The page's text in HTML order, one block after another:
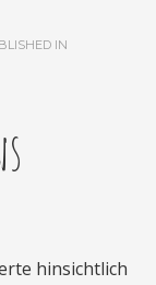
IN
hinsichtlich